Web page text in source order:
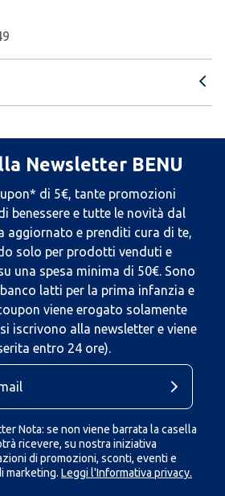
Newsletter BENU
di 5€, tante promozioni
benessere e tutte le novità dal
aggiornato e prenditi cura di te,
solo per prodotti venduti e
una spesa minima di 50€. Sono
latti per la prima infanzia e
viene erogato solamente
iscrivono alla newsletter e viene
entro 24 ore).
Nota: se non viene barrata la casella
ricevere, su nostra iniziativa
di promozioni, sconti, eventi e
marketing. Leggi l'Informativa privacy.